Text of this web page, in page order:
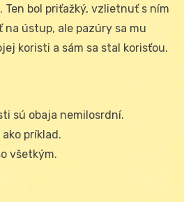
bol priťažký, vzlietnuť s ním
na ústup, ale pazúry sa mu
koristi a sám sa stal korisťou.
sú obaja nemilosrdní.
príklad.
všetkým.